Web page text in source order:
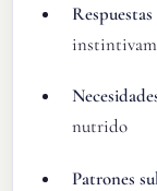
nutrido
Patrones